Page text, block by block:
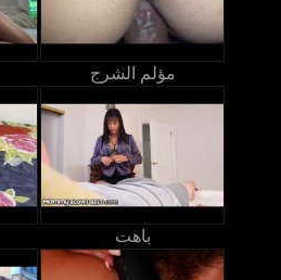
مؤلم الشرج
باهت